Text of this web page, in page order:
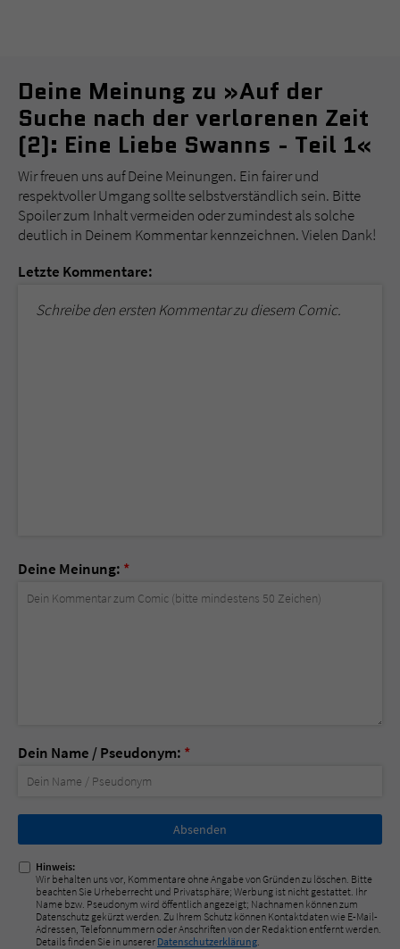
Deine Meinung zu »Auf der
Suche nach der verlorenen Zeit
(2): Eine Liebe Swanns - Teil 1«
Wir freuen uns auf Deine Meinungen. Ein fairer und
respektvoller Umgang sollte selbstverständlich sein. Bitte
Spoiler zum Inhalt vermeiden oder zumindest als solche
deutlich in Deinem Kommentar kennzeichnen. Vielen Dank!
Letzte Kommentare:
Schreibe den ersten Kommentar zu diesem Comic.
Deine Meinung: *
Dein Name / Pseudonym: *
Nicht
ausfüllen!
Hinweis:
Wir behalten uns vor, Kommentare ohne Angabe von Gründen zu löschen. Bitte
beachten Sie Urheberrecht und Privatsphäre; Werbung ist nicht gestattet. Ihr
Name bzw. Pseudonym wird öffentlich angezeigt; Nachnamen können zum
Datenschutz gekürzt werden. Zu Ihrem Schutz können Kontaktdaten wie E-Mail-
Adressen, Telefonnummern oder Anschriften von der Redaktion entfernt werden.
Details finden Sie in unserer Datenschutzerklärung